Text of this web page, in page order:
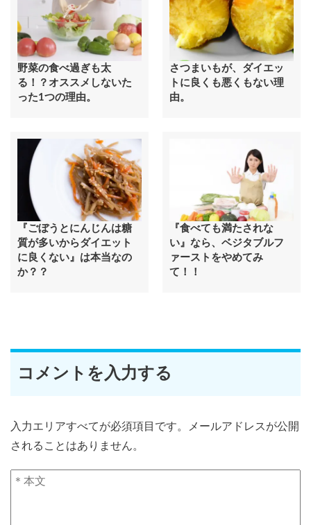
野菜の食べ過ぎも太
る！？オススメしないた
った1つの理由。
さつまいもが、ダイエッ
トに良くも悪くもない理
由。
『ごぼうとにんじんは糖
質が多いからダイエット
に良くない』は本当なの
か？？
『食べても満たされな
い』なら、ベジタブルフ
ァーストをやめてみ
て！！
コメントを入力する
入力エリアすべてが必須項目です。メールアドレスが公開
されることはありません。